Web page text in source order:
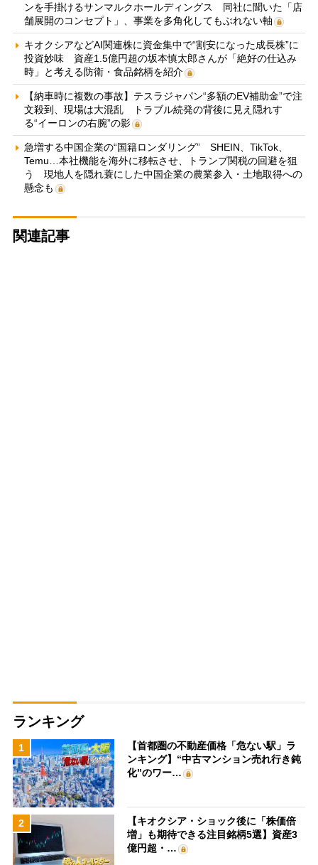
ンを手掛けるサンマルクホールディングス 同社に聞いた「店
舗展開のコンセプト」、事業を多角化してもぶれない軸
キオクシアなどAI関連株に資金集中で“割安になった成長株”に
投資妙味 資産1.5億円超の坂本慎太郎さんが「絶好の仕込み
時」と考える防衛・食品銘柄を紹介
【納車時に複数の事故】テスラジャパン“多額のEV補助金”で注
文殺到、現場は大混乱 トラブル続発の背後に見え隠れす
る“イーロンの右腕”の影
急増する中国企業の“国籍ロンダリング” SHEIN、TikTok、
Temu…本社機能を海外に移転させ、トランプ関税の回避を狙
う 現地人を隠れ蓑にした中国企業の農業参入・土地取得への
懸念も
関連記事
ランキング
1
【首都圏の不動産価格「危ない駅」ラ
ンキング】“中古マンション売れ行き鈍
化”のワー…
2
【キオクシア・ショック後に「株価倍
増」も期待できる注目銘柄5選】資産3
億円超・…